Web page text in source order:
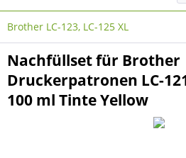
Brother LC-123, LC-125 XL
Nachfüllset für Brother
Druckerpatronen LC-
100 ml Tinte Yellow